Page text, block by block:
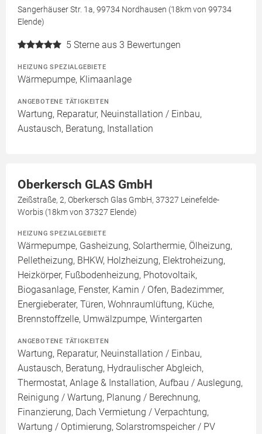
Sangerhäuser Str. 1a, 99734 Nordhausen (18km von 99734
Elende)
5 Sterne aus 3 Bewertungen
HEIZUNG SPEZIALGEBIETE
Wärmepumpe, Klimaanlage
ANGEBOTENE TÄTIGKEITEN
Wartung, Reparatur, Neuinstallation / Einbau,
Austausch, Beratung, Installation
Oberkersch GLAS GmbH
Zeißstraße, 2, Oberkersch Glas GmbH, 37327 Leinefelde-
Worbis (18km von 37327 Elende)
HEIZUNG SPEZIALGEBIETE
Wärmepumpe, Gasheizung, Solarthermie, Ölheizung,
Pelletheizung, BHKW, Holzheizung, Elektroheizung,
Heizkörper, Fußbodenheizung, Photovoltaik,
Biogasanlage, Fenster, Kamin / Ofen, Badezimmer,
Energieberater, Türen, Wohnraumlüftung, Küche,
Brennstoffzelle, Umwälzpumpe, Wintergarten
ANGEBOTENE TÄTIGKEITEN
Wartung, Reparatur, Neuinstallation / Einbau,
Austausch, Beratung, Hydraulischer Abgleich,
Thermostat, Anlage & Installation, Aufbau / Auslegung,
Reinigung / Wartung, Planung / Berechnung,
Finanzierung, Dach Vermietung / Verpachtung,
Wartung / Optimierung, Solarstromspeicher / PV